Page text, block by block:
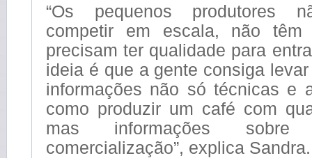
“Os pequenos produtores
competir em escala, não têm
precisam ter qualidade para
ideia é que a gente consiga
informações não só técnicas e
como produzir um café com
mas informações
comercialização”, explica Sandra.